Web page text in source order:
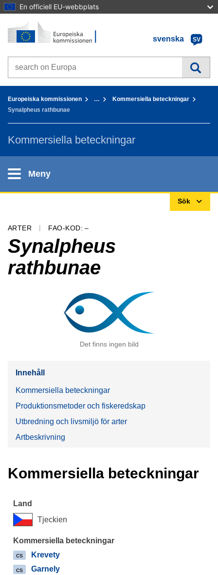
En officiell EU-webbplats
Gå till innehållet
Förstasida - Europeiska kommissionen
svenska
SV
Search on Europa websites
Europeiska kommissionen …
Kommersiella beteckningar
Synalpheus rathbunae
Kommersiella beteckningar
Meny
Sök
ARTER FAO-KOD: –
Synalpheus
rathbunae
Det finns ingen bild
Innehåll
Kommersiella beteckningar
Produktionsmetoder och fiskeredskap
Utbredning och livsmiljö för arter
Artbeskrivning
Kommersiella beteckningar
Tjeckien
cs Krevety
cs Garnely